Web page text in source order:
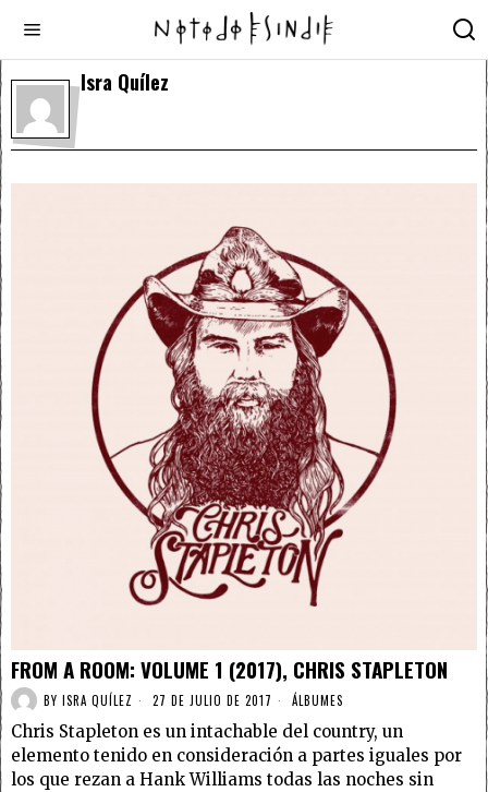
Isra Quílez
FROM A ROOM: VOLUME 1 (2017), CHRIS STAPLETON
BY ISRA QUÍLEZ 27 DE JULIO DE 2017 ÁLBUMES
Chris Stapleton es un intachable del country, un
elemento tenido en consideración a partes iguales por
los que rezan a Hank Williams todas las noches sin